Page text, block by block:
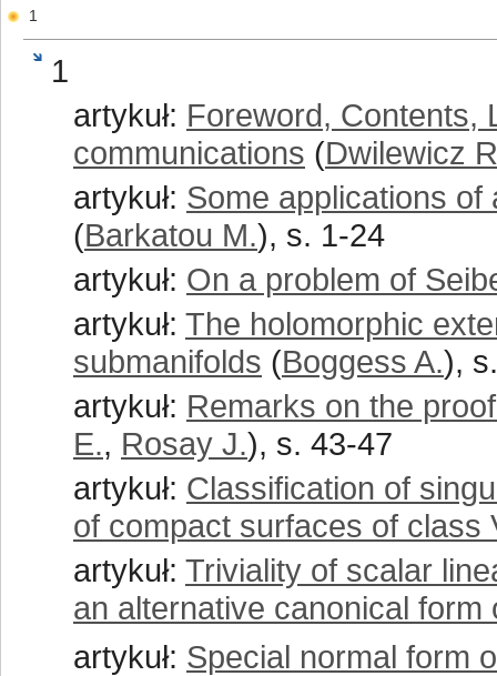
1
1
artykuł: Foreword, Contents,
communications (Dwilewicz
artykuł: Some applications of
(Barkatou M.), s. 1-24
artykuł: On a problem of
artykuł: The holomorphic
submanifolds (Boggess A.),
artykuł: Remarks on the
E., Rosay J.), s. 43-47
artykuł: Classification of
of compact surfaces of class
artykuł: Triviality of scalar
an alternative canonical form
artykuł: Special normal form